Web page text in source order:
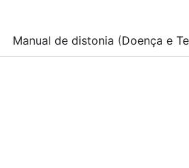
Manual de distonia (Doença e